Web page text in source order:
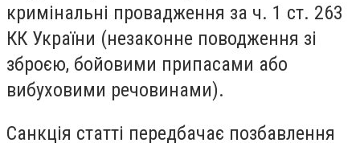
кримінальні провадження за ч. 1 ст. 263
КК України (незаконне поводження зі
зброєю, бойовими припасами або
вибуховими речовинами).
Санкція статті передбачає позбавлення